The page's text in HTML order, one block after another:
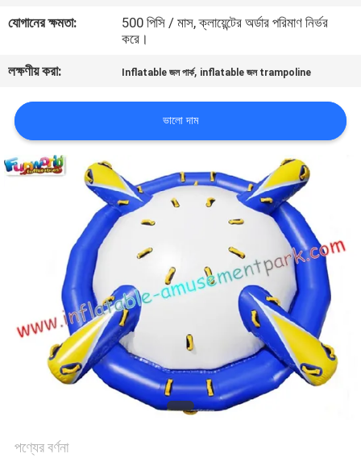
সাইট
PRIVACY
POLICY
যোগানের ক্ষমতা:
500 পিসি / মাস, ক্লায়েন্টের অর্ডার পরিমাণ নির্ভর
করে।
লক্ষণীয় করা:
Inflatable জল পার্ক, inflatable জল trampoline
ভালো দাম
পণ্যের বর্ণনা